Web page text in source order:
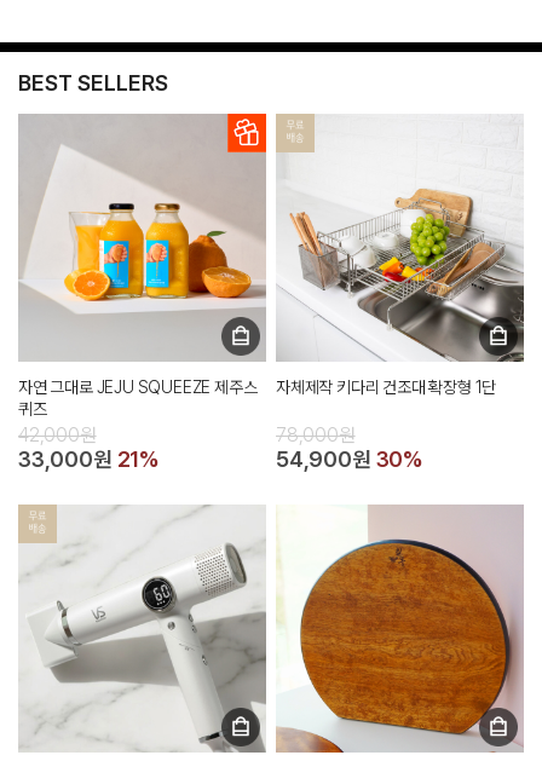
BEST SELLERS
자연 그대로 JEJU SQUEEZE 제주스
퀴즈
42,000원
33,000원 21%
자체제작 키다리 건조대 확장형 1단
78,000원
54,900원 30%